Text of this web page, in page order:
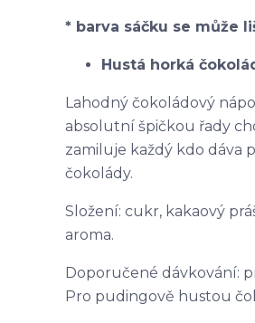
* barva sáčku se může
Hustá horká
Lahodný čokoládový
absolutní špičkou řady
zamiluje každý kdo dáva
čokolády.
Složení: cukr, kakaový
aroma.
Doporučené dávkování:
Pro pudingově hustou